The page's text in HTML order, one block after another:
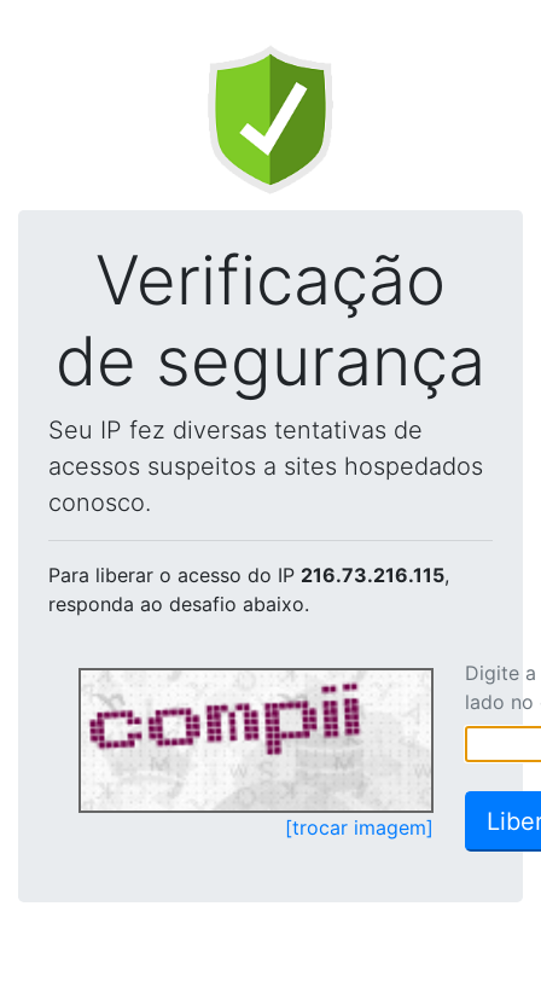
Verificação
de segurança
Seu IP fez diversas tentativas de
acessos suspeitos a sites hospedados
conosco.
Para liberar o acesso do IP 216.73.216.115,
responda ao desafio abaixo.
[trocar imagem]
Digite
lado no